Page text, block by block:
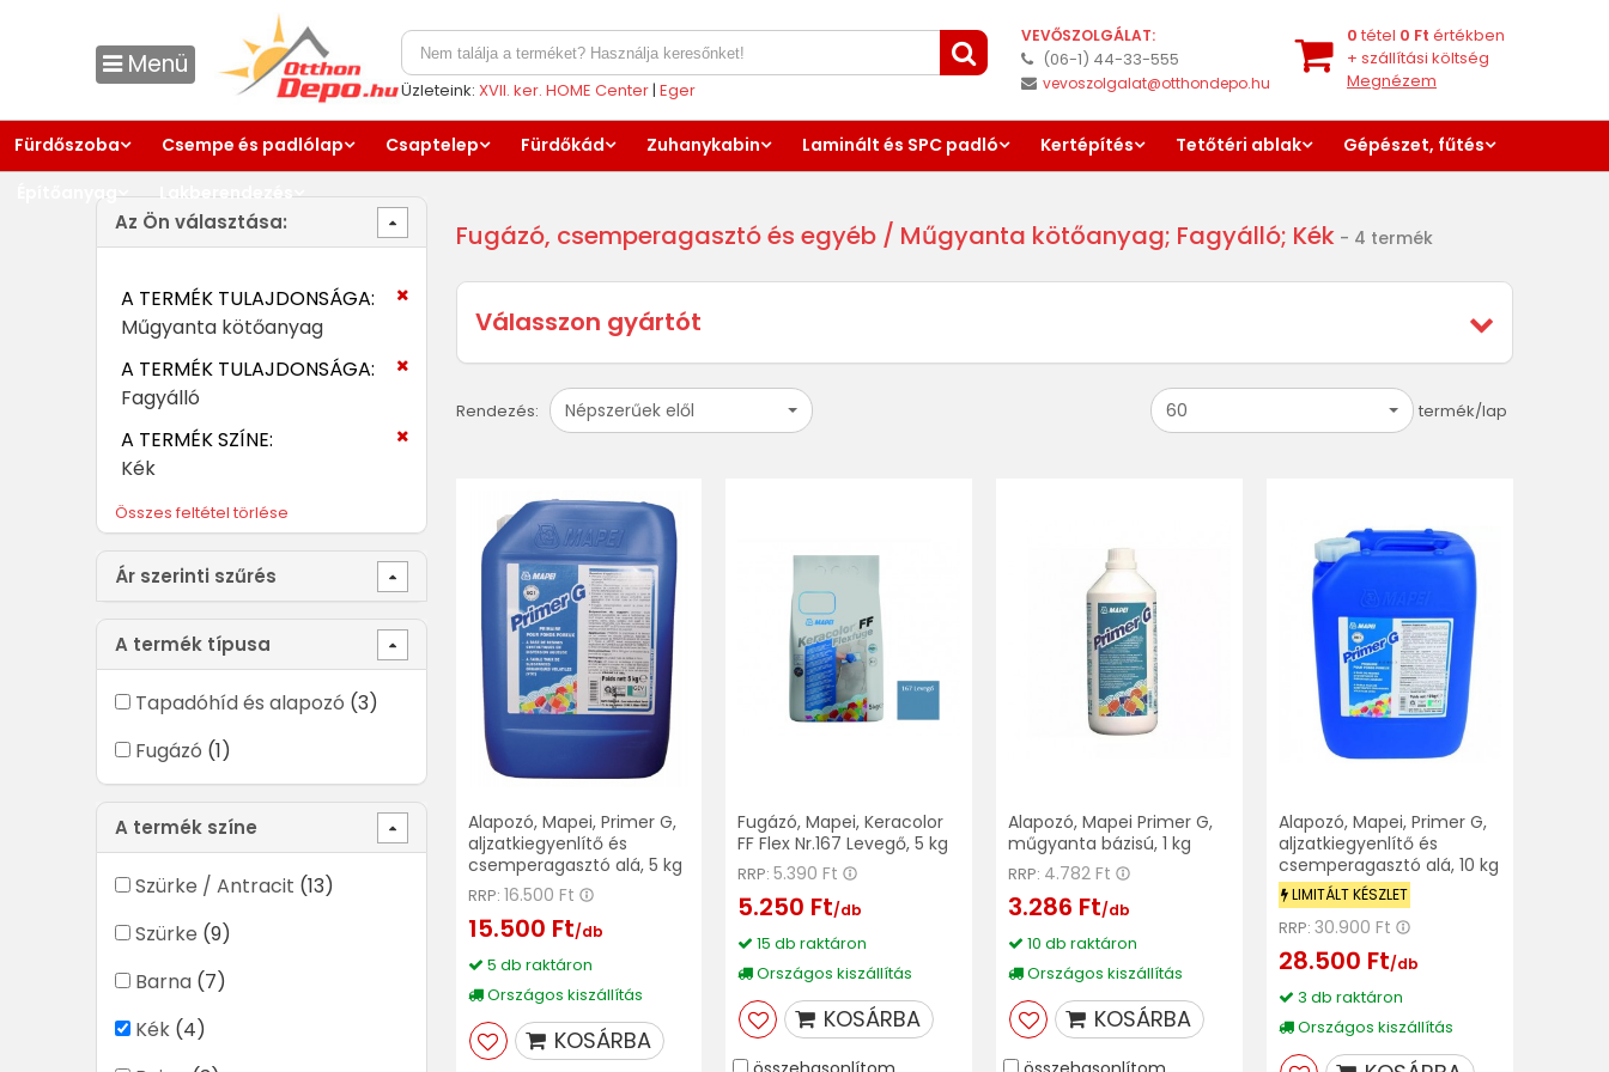
Menü
Üzleteink: XVII. ker. HOME Center| Eger
VEVŐSZOLGÁLAT:
(06-1) 44-33-555
vevoszolgalat@otthondepo.hu
0 tétel 0 Ft értékben
+ szállítási költség
Megnézem
Fürdőszoba Csempe és padlólap Csaptelep Fürdőkád Zuhanykabin Laminált és SPC padló Kertépítés Tetőtéri ablak
Gépészet, fűtés
Építőanyag
Lakberendezés
Fugázó, csemperagasztó és egyéb/ Műgyanta kötőanyag; Fagyálló; Kék - 4 termék
Válasszon gyártót
Rendezés: Népszerűek elől 60 termék/lap
Alapozó, Mapei, Primer G,
aljzatkiegyenlítő és
csemperagasztó alá, 5 kg
RRP: 16.500 Ft
15.500 Ft/db
5 db raktáron
Országos kiszállítás
KOSÁRBA
Fugázó, Mapei, Keracolor
FF Flex Nr.167 Levegő, 5 kg
RRP: 5.390 Ft
5.250 Ft/db
15 db raktáron
Országos kiszállítás
KOSÁRBA
Alapozó, Mapei Primer G,
műgyanta bázisú, 1 kg
RRP: 4.782 Ft
3.286 Ft/db
10 db raktáron
Országos kiszállítás
KOSÁRBA
Alapozó, Mapei, Primer G,
aljzatkiegyenlítő és
csemperagasztó alá, 10 kg
LIMITÁLT KÉSZLET
RRP: 30.900 Ft
28.500 Ft/db
3 db raktáron
Országos kiszállítás
Az Ön választása:
A TERMÉK TULAJDONSÁGA:
Műgyanta kötőanyag
A TERMÉK TULAJDONSÁGA:
Fagyálló
A TERMÉK SZÍNE:
Kék
Összes feltétel törlése
Ár szerinti szűrés
A termék típusa
Tapadóhíd és alapozó (3)
Fugázó (1)
A termék színe
Szürke / Antracit (13)
Szürke (9)
Barna (7)
Kék (4)